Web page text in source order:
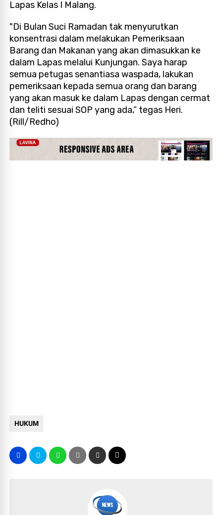
Lapas Kelas I Malang.
"Di Bulan Suci Ramadan tak menyurutkan
konsentrasi dalam melakukan Pemeriksaan
Barang dan Makanan yang akan dimasukkan ke
dalam Lapas melalui Kunjungan. Saya harap
semua petugas senantiasa waspada, lakukan
pemeriksaan kepada semua orang dan barang
yang akan masuk ke dalam Lapas dengan cermat
dan teliti sesuai SOP yang ada,” tegas Heri.
(Rill/Redho)
HUKUM